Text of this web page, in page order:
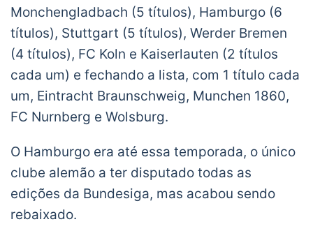
Monchengladbach (5 títulos), Hamburgo (6
títulos), Stuttgart (5 títulos), Werder Bremen
(4 títulos), FC Koln e Kaiserlauten (2 títulos
cada um) e fechando a lista, com 1 título cada
um, Eintracht Braunschweig, Munchen 1860,
FC Nurnberg e Wolsburg.
O Hamburgo era até essa temporada, o único
clube alemão a ter disputado todas as
edições da Bundesiga, mas acabou sendo
rebaixado.